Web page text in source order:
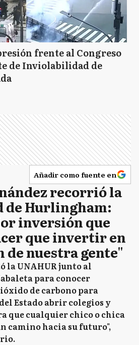
frente al Congreso
de Inviolabilidad de
Añadir como fuente en
recorrió la
de Hurlingham:
inversión que
que invertir en
de nuestra gente"
la UNAHUR junto al
para conocer
de carbono para
Estado abrir colegios y
que cualquier chico o chica
camino hacia su futuro",